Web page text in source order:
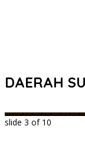
DAERAH
slide 3 of 10